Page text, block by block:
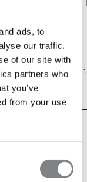
ads, to
our traffic.
of our site with
partners who
you’ve
from your use
für optimalen
effektiv ab und
42% Polyester,